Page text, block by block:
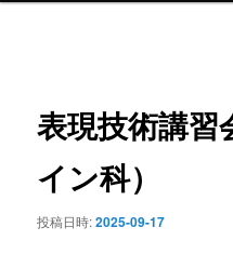
ン
へ
表現技術講
イン科）
投稿日時:2025-09-17